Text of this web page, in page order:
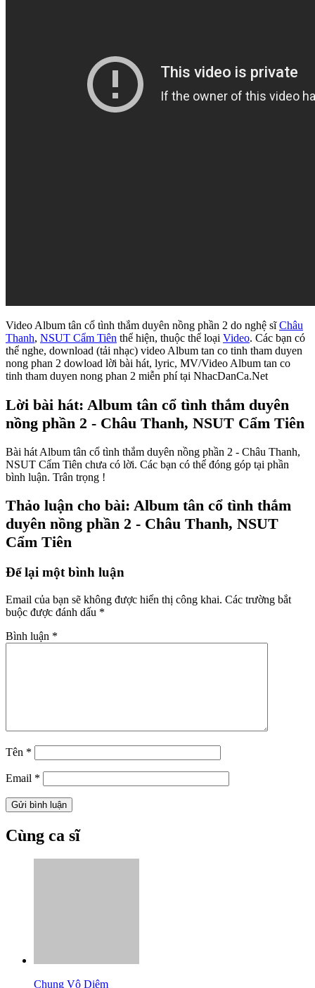
Video Album tân cổ tình thắm duyên nồng phần 2 do nghệ sĩChâu
Thanh, NSUT Cẩm Tiên thể hiện, thuộc thể loại Video. Các bạn có
thể nghe, download (tải nhạc) video Album tan co tinh tham duyen
nong phan 2 dowload lời bài hát, lyric, MV/Video Album tan co
tinh tham duyen nong phan 2 miễn phí tại NhacDanCa.Net
Lời bài hát: Album tân cổ tình thắm duyên
nồng phần 2 - Châu Thanh, NSUT Cẩm Tiên
Bài hát Album tân cổ tình thắm duyên nồng phần 2 - Châu Thanh,
NSUT Cẩm Tiên chưa có lời. Các bạn có thể đóng góp tại phần
bình luận. Trân trọng !
Thảo luận cho bài: Album tân cổ tình thắm
duyên nồng phần 2 - Châu Thanh, NSUT
Cẩm Tiên
Để lại một bình luận
Email của bạn sẽ không được hiển thị công khai. Các trường bắt
buộc được đánh dấu *
Bình luận *
Tên *
Email *
Cùng ca sĩ
Chung Vô Diệm